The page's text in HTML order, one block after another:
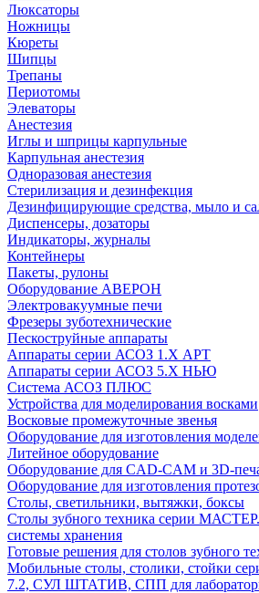
Люксаторы
Ножницы
Кюреты
Шипцы
Трепаны
Периотомы
Элеваторы
Анестезия
Иглы и шприцы карпульные
Карпульная анестезия
Одноразовая анестезия
Стерилизация и дезинфекция
Дезинфицирующие средства, мыло и
Диспенсеры, дозаторы
Индикаторы, журналы
Контейнеры
Пакеты, рулоны
Оборудование АВЕРОН
Электровакуумные печи
Фрезеры зуботехнические
Пескоструйные аппараты
Аппараты серии АСОЗ 1.Х АРТ
Аппараты серии АСОЗ 5.Х НЬЮ
Система АСОЗ ПЛЮС
Устройства для моделирования восками
Восковые промежуточные звенья
Оборудование для изготовления
Литейное оборудование
Оборудование для CAD-CAM и 3D-
Оборудование для изготовления
Cтолы, светильники, вытяжки, боксы
Столы зубного техника серии
системы хранения
Готовые решения для столов зубного
Мобильные столы, столики, стойки
7.2, СУЛ ШТАТИВ, СПП для